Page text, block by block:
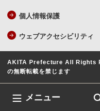
メニュー
個人情報保護
ウェブアクセシビリティ
AKITA Prefecture All Rights
の無断転載を禁じます